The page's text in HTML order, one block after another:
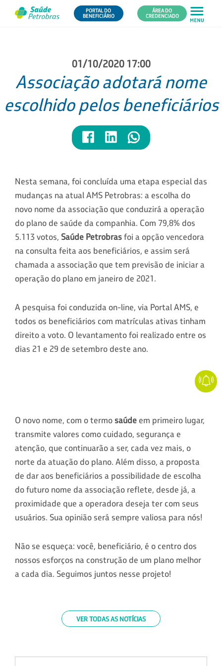
PORTAL DO
BENEFICIÁRIO
ÁREA DO
CREDENCIADO
01/10/2020 17:00
Associação adotará nome
escolhido pelos beneficiários
Nesta semana, foi concluída uma etapa especial das
mudanças na atual AMS Petrobras: a escolha do
novo nome da associação que conduzirá a operação
do plano de saúde da companhia. Com 79,8% dos
5.113 votos, Saúde Petrobrasfoi a opção vencedora
na consulta feita aos beneficiários, e assim será
chamada a associação que tem previsão de iniciar a
operação do plano em janeiro de 2021.
A pesquisa foi conduzida on-line, via Portal AMS, e
todos os beneficiários com matrículas ativas tinham
direito a voto. O levantamento foi realizado entre os
dias 21 e 29 de setembro deste ano.
O novo nome, com o termo saúde em primeiro lugar,
transmite valores como cuidado, segurança e
atenção, que continuarão a ser, cada vez mais, o
norte da atuação do plano. Além disso, a proposta
de dar aos beneficiários a possibilidade de escolha
do futuro nome da associação reflete, desde já, a
proximidade que a operadora deseja ter com seus
usuários. Sua opinião será sempre valiosa para nós!
Não se esqueça: você, beneficiário, é o centro dos
nossos esforços na construção de um plano melhor
a cada dia. Seguimos juntos nesse projeto!
VER TODAS AS NOTÍCIAS